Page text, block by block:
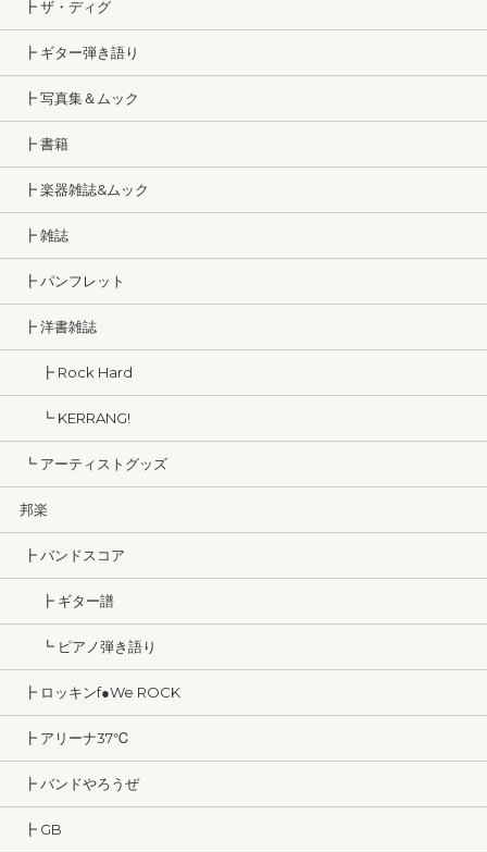
┣ ザ・ディグ
┣ ギター弾き語り
┣ 写真集＆ムック
┣ 書籍
┣ 楽器雑誌&ムック
┣ 雑誌
┣ パンフレット
┣ 洋書雑誌
┣ Rock Hard
┗ KERRANG!
┗ アーティストグッズ
邦楽
┣ バンドスコア
┣ ギター譜
┗ ピアノ弾き語り
┣ ロッキンf●We ROCK
┣ アリーナ37℃
┣ バンドやろうぜ
┣ GB